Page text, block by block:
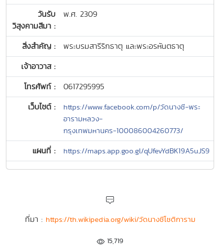
วันรับ
วิสุงคามสีมา :
พ.ศ. 2309
สิ่งสำคัญ :
พระบรมสารีริกธาตุ และพระอรหันตธาตุ
เจ้าอาวาส :
โทรศัพท์ :
0617295995
เว็บไซต์ :
https://www.facebook.com/p/วัดนางชี-พระ
อารามหลวง-
กรุงเทพมหานคร-100086004260773/
แผนที่ : https://maps.app.goo.gl/qUfevYdBK19A5uJS9
ที่มา : https://th.wikipedia.org/wiki/วัดนางชีโชติการาม
15,719